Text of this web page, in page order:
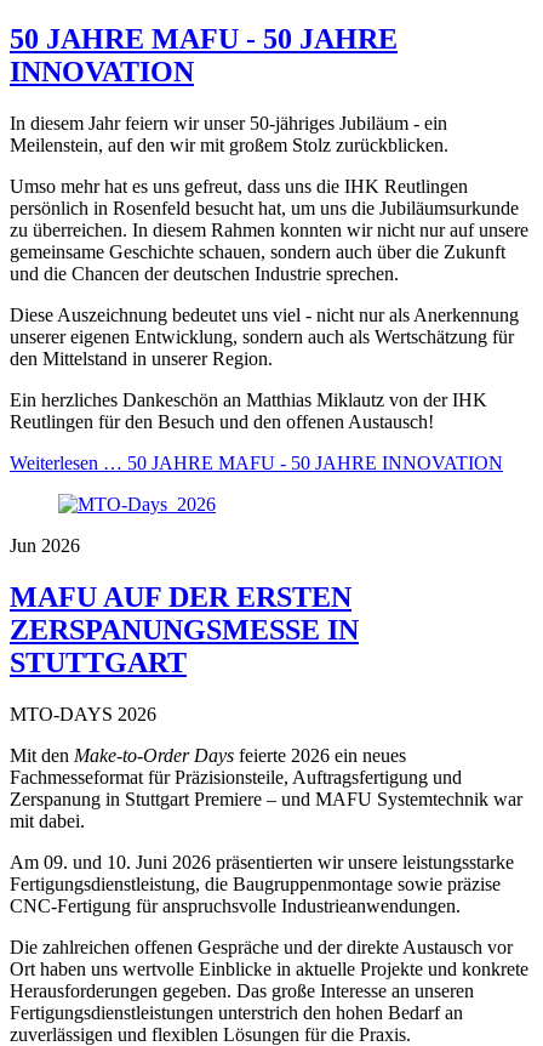
50 JAHRE MAFU - 50 JAHRE
INNOVATION
In diesem Jahr feiern wir unser 50-jähriges Jubiläum - ein
Meilenstein, auf den wir mit großem Stolz zurückblicken.
Umso mehr hat es uns gefreut, dass uns die IHK Reutlingen
persönlich in Rosenfeld besucht hat, um uns die Jubiläumsurkunde
zu überreichen. In diesem Rahmen konnten wir nicht nur auf unsere
gemeinsame Geschichte schauen, sondern auch über die Zukunft
und die Chancen der deutschen Industrie sprechen.
Diese Auszeichnung bedeutet uns viel - nicht nur als Anerkennung
unserer eigenen Entwicklung, sondern auch als Wertschätzung für
den Mittelstand in unserer Region.
Ein herzliches Dankeschön an Matthias Miklautz von der IHK
Reutlingen für den Besuch und den offenen Austausch!
Weiterlesen … 50 JAHRE MAFU - 50 JAHRE INNOVATION
Jun 2026
MAFU AUF DER ERSTEN
ZERSPANUNGSMESSE IN
STUTTGART
MTO-DAYS 2026
Mit den Make-to-Order Days feierte 2026 ein neues
Fachmesseformat für Präzisionsteile, Auftragsfertigung und
Zerspanung in Stuttgart Premiere – und MAFU Systemtechnik war
mit dabei.
Am 09. und 10. Juni 2026 präsentierten wir unsere leistungsstarke
Fertigungsdienstleistung, die Baugruppenmontage sowie präzise
CNC-Fertigung für anspruchsvolle Industrieanwendungen.
Die zahlreichen offenen Gespräche und der direkte Austausch vor
Ort haben uns wertvolle Einblicke in aktuelle Projekte und konkrete
Herausforderungen gegeben. Das große Interesse an unseren
Fertigungsdienstleistungen unterstrich den hohen Bedarf an
zuverlässigen und flexiblen Lösungen für die Praxis.